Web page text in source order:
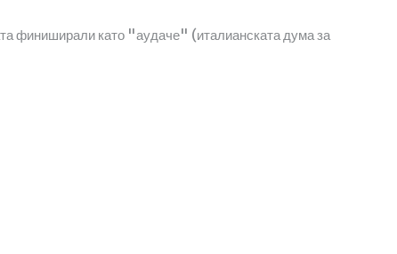
финиширали като "аудаче" (италианската дума за